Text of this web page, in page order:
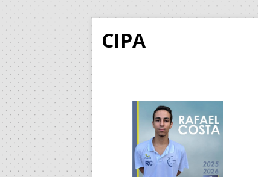
CIPA